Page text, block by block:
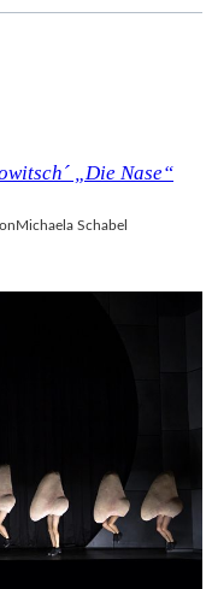
C
E
E
I
U
M
G
E
„Die Nase“
Michaela Schabel